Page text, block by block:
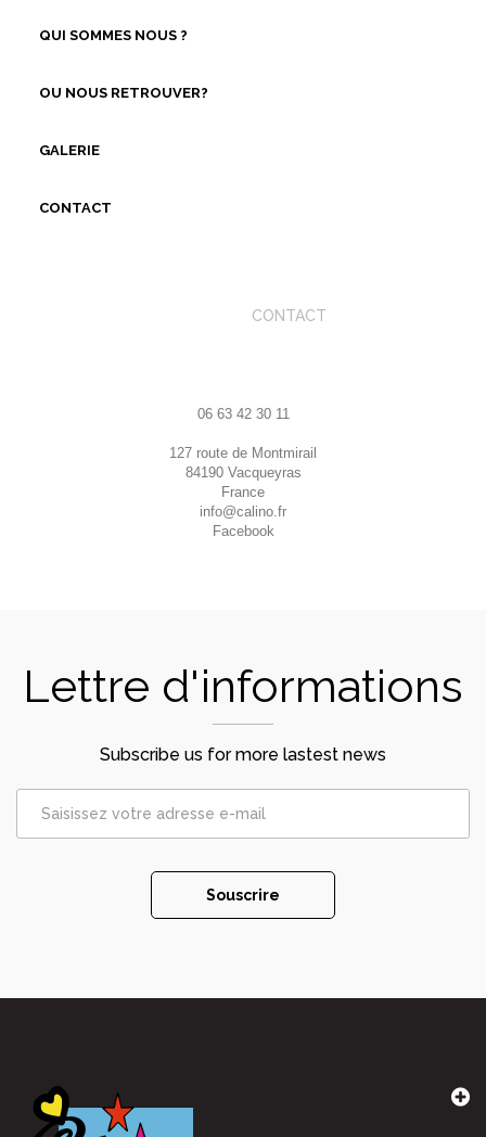
QUI SOMMES NOUS ?
OU NOUS RETROUVER?
GALERIE
CONTACT
CONTACT
06 63 42 30 11
127 route de Montmirail
84190 Vacqueyras
France
info@calino.fr
Facebook
Lettre d'informations
Subscribe us for more lastest news
Souscrire